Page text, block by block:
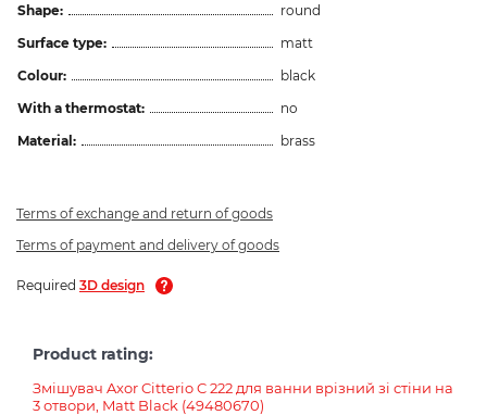
Shape:
round
Surface type:
matt
Colour:
black
With a thermostat:
no
Material:
brass
Terms of exchange and return of goods
Terms of payment and delivery of goods
Required 3D design
Product rating:
Змішувач Axor Citterio C 222 для ванни врізний зі стіни на
3 отвори, Matt Black (49480670)